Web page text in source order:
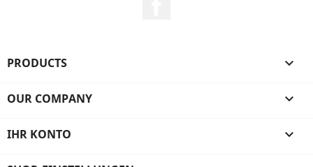
PRODUCTS 
OUR COMPANY 
IHR KONTO 